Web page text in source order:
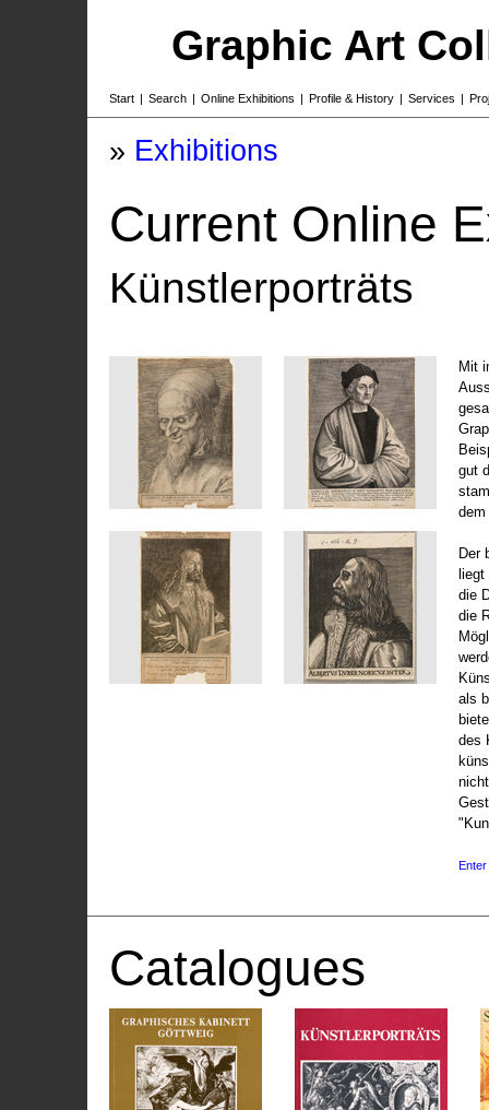
Graphic Art
Start | Search | Online Exhibitions | Profile & History | Services |
» Exhibitions
Current Online
Künstlerporträts
Mit
gut
dem
Der
die
die
als
des
Enter
Catalogues